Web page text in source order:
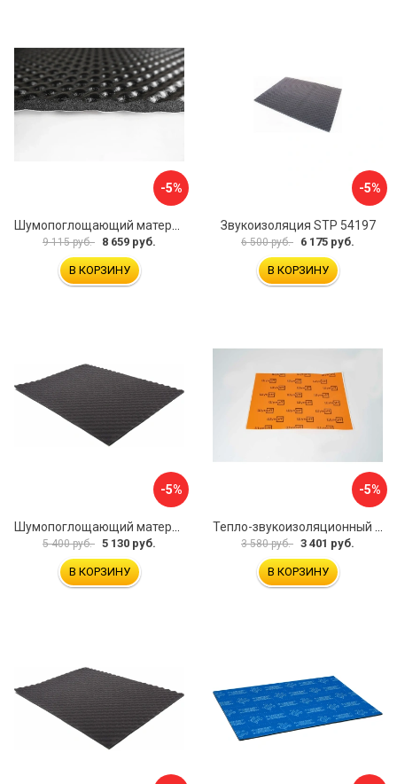
-5%
9 115 руб. 8 659 руб.
В КОРЗИНУ
-5%
Звукоизоляция STP 54197
6 500 руб. 6 175 руб.
В КОРЗИНУ
-5%
Шумопоглощающий материал Dreamcar Wave 15 WD-15M-S075100P1046
5 400 руб. 5 130 руб.
В КОРЗИНУ
-5%
Тепло-звукоизоляционный материал Шумофф П4В БП000000433
3 580 руб. 3 401 руб.
В КОРЗИНУ